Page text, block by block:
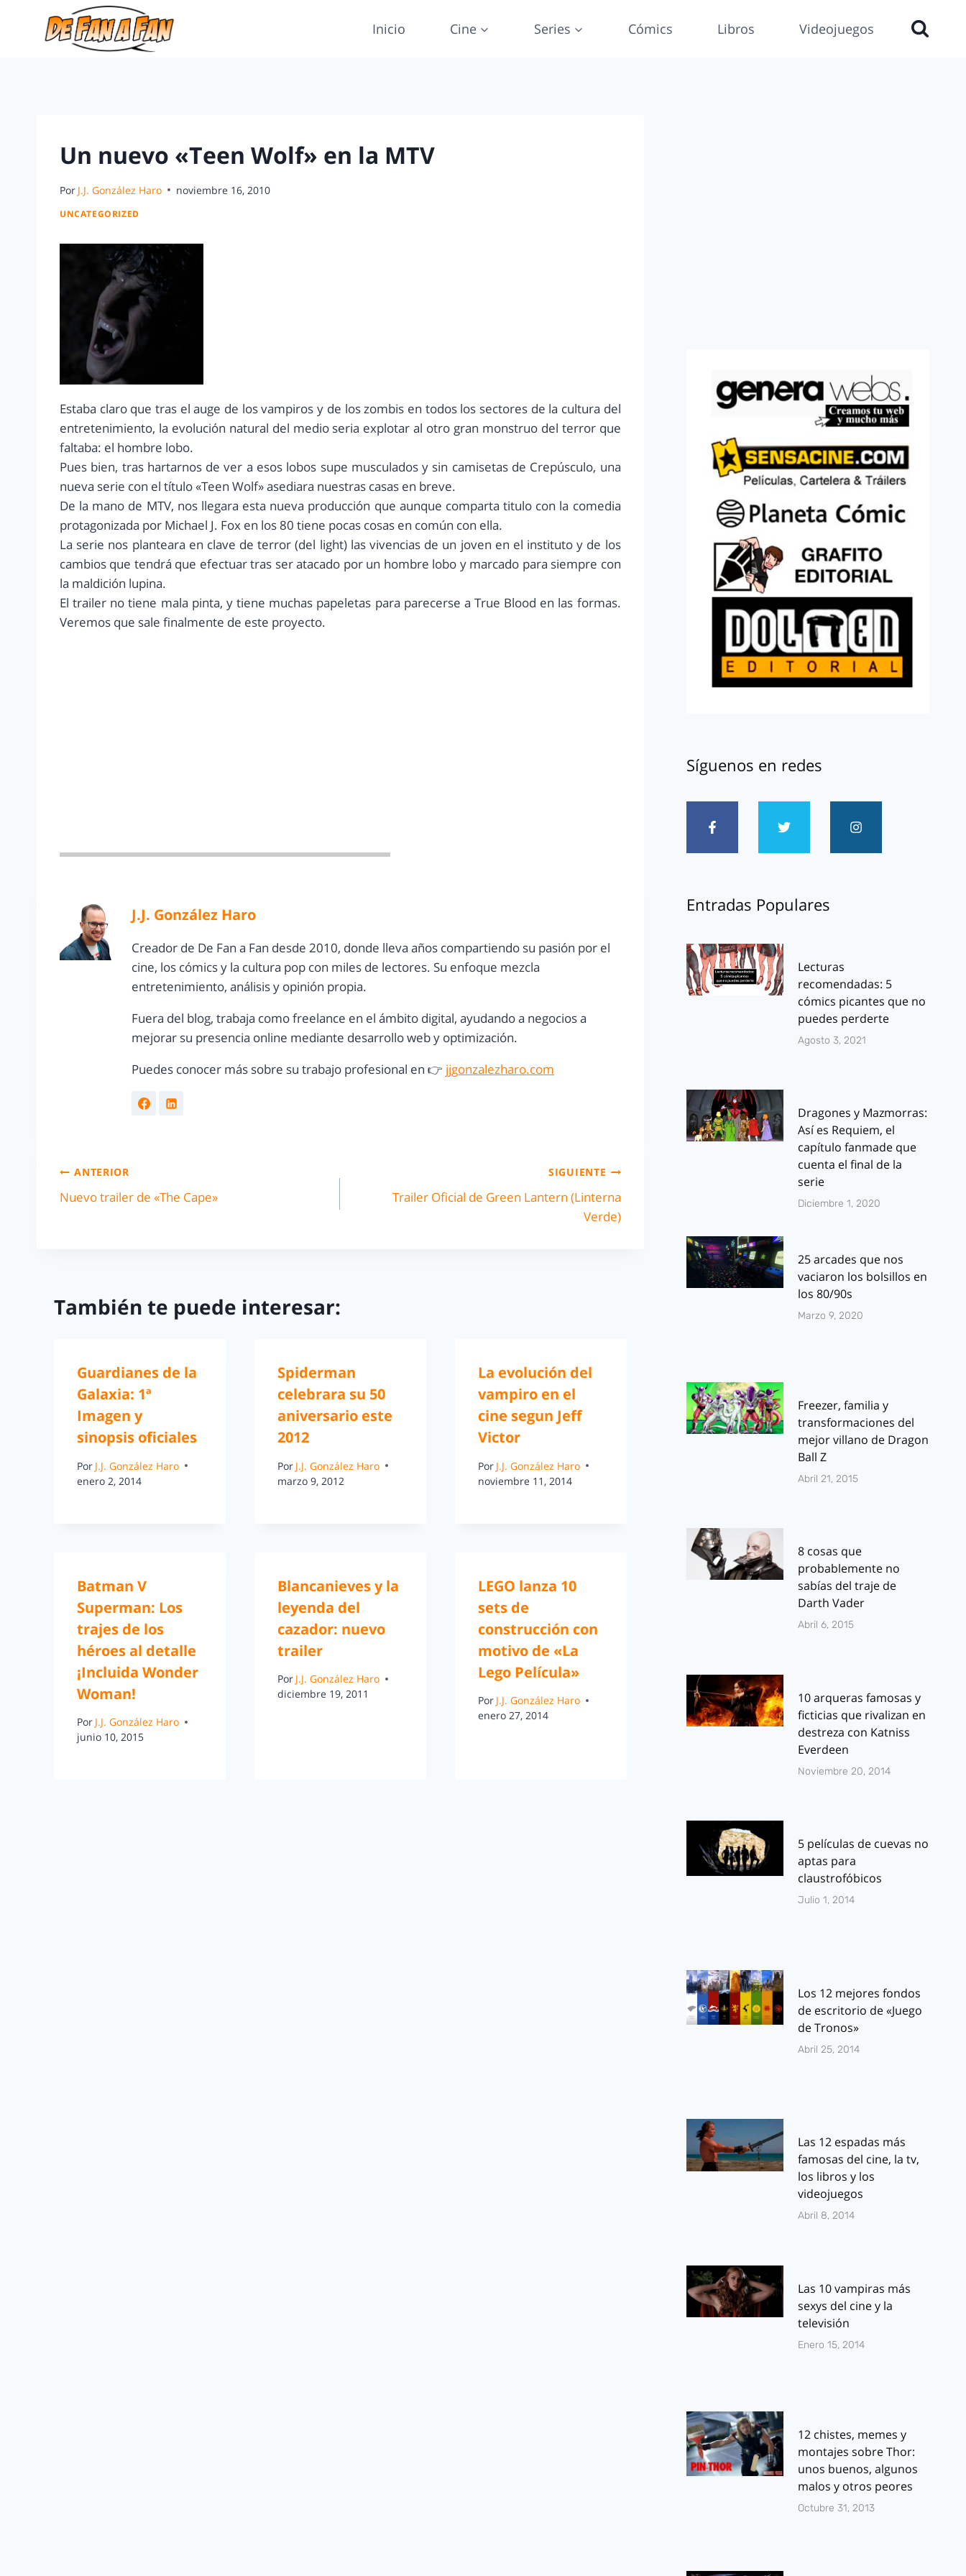
Inicio Cine Series Cómics Libros Videojuegos
Un nuevo «Teen Wolf» en la MTV
Por J.J. González Haro noviembre 16, 2010
UNCATEGORIZED
Estaba claro que tras el auge de los vampiros y de los zombis en todos los sectores de la cultura del
entretenimiento, la evolución natural del medio seria explotar al otro gran monstruo del terror que
faltaba: el hombre lobo.
Pues bien, tras hartarnos de ver a esos lobos supe musculados y sin camisetas de Crepúsculo, una
nueva serie con el título «Teen Wolf» asediara nuestras casas en breve.
De la mano de MTV, nos llegara esta nueva producción que aunque comparta titulo con la comedia
protagonizada por Michael J. Fox en los 80 tiene pocas cosas en común con ella.
La serie nos planteara en clave de terror (del light) las vivencias de un joven en el instituto y de los
cambios que tendrá que efectuar tras ser atacado por un hombre lobo y marcado para siempre con
la maldición lupina.
El trailer no tiene mala pinta, y tiene muchas papeletas para parecerse a True Blood en las formas.
Veremos que sale finalmente de este proyecto.
J.J. González Haro
Creador de De Fan a Fan desde 2010, donde lleva años compartiendo su pasión por el
cine, los cómics y la cultura pop con miles de lectores. Su enfoque mezcla
entretenimiento, análisis y opinión propia.
Fuera del blog, trabaja como freelance en el ámbito digital, ayudando a negocios a
mejorar su presencia online mediante desarrollo web y optimización.
Puedes conocer más sobre su trabajo profesional en 👉 jjgonzalezharo.com
ANTERIOR
Nuevo trailer de «The Cape»
SIGUIENTE
Trailer Oficial de Green Lantern (Linterna
Verde)
También te puede interesar:
Guardianes de la
Galaxia: 1ª
Imagen y
sinopsis oficiales
Por J.J. González Haro
enero 2, 2014
Spiderman
celebrara su 50
aniversario este
2012
Por J.J. González Haro
marzo 9, 2012
La evolución del
vampiro en el
cine segun Jeff
Victor
Por J.J. González Haro
noviembre 11, 2014
Batman V
Superman: Los
trajes de los
héroes al detalle
¡Incluida Wonder
Woman!
Por J.J. González Haro
junio 10, 2015
Blancanieves y la
leyenda del
cazador: nuevo
trailer
Por J.J. González Haro
diciembre 19, 2011
LEGO lanza 10
sets de
construcción con
motivo de «La
Lego Película»
Por J.J. González Haro
enero 27, 2014
Síguenos en redes
Entradas Populares
Lecturas
recomendadas: 5
cómics picantes que no
puedes perderte
Agosto 3, 2021
Dragones y Mazmorras:
Así es Requiem, el
capítulo fanmade que
cuenta el final de la
serie
Diciembre 1, 2020
25 arcades que nos
vaciaron los bolsillos en
los 80/90s
Marzo 9, 2020
Freezer, familia y
transformaciones del
mejor villano de Dragon
Ball Z
Abril 21, 2015
8 cosas que
probablemente no
sabías del traje de
Darth Vader
Abril 6, 2015
10 arqueras famosas y
ficticias que rivalizan en
destreza con Katniss
Everdeen
Noviembre 20, 2014
5 películas de cuevas no
aptas para
claustrofóbicos
Julio 1, 2014
Los 12 mejores fondos
de escritorio de «Juego
de Tronos»
Abril 25, 2014
Las 12 espadas más
famosas del cine, la tv,
los libros y los
videojuegos
Abril 8, 2014
Las 10 vampiras más
sexys del cine y la
televisión
Enero 15, 2014
12 chistes, memes y
montajes sobre Thor:
unos buenos, algunos
malos y otros peores
Octubre 31, 2013